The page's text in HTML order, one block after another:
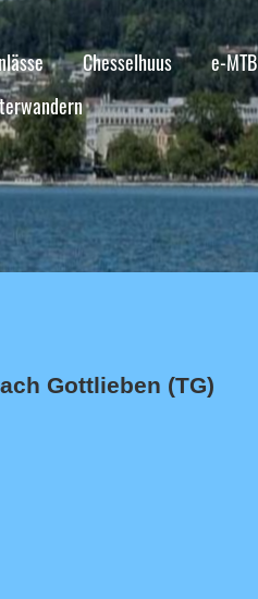
Chesselhuus e-MTB
Gottlieben (TG)